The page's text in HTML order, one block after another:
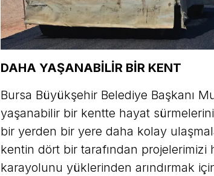
DAHA YAŞANABİLİR BİR KENT
Bursa Büyükşehir Belediye Başkanı
yaşanabilir bir kentte hayat
bir yerden bir yere daha kolay
kentin dört bir tarafından
karayolunu yüklerinden arındırmak